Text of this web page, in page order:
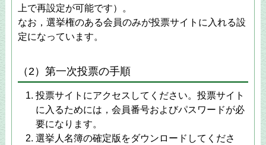
上で再設定が可能です）。
なお，選挙権のある会員のみが投票サイトに入れる設
定になっています。
（2）第一次投票の手順
投票サイトにアクセスしてください。投票サイト
に入るためには，会員番号およびパスワードが必
要になります。
選挙人名簿の確定版をダウンロードしてくださ